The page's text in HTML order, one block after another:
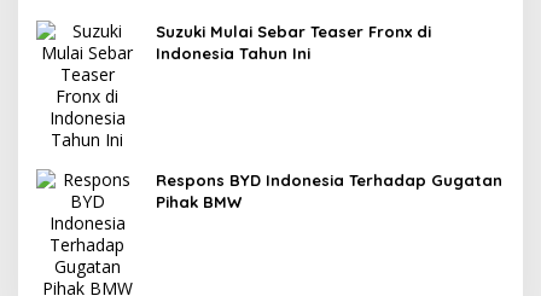
Suzuki Mulai Sebar Teaser Fronx di
Indonesia Tahun Ini
Respons BYD Indonesia Terhadap Gugatan
Pihak BMW